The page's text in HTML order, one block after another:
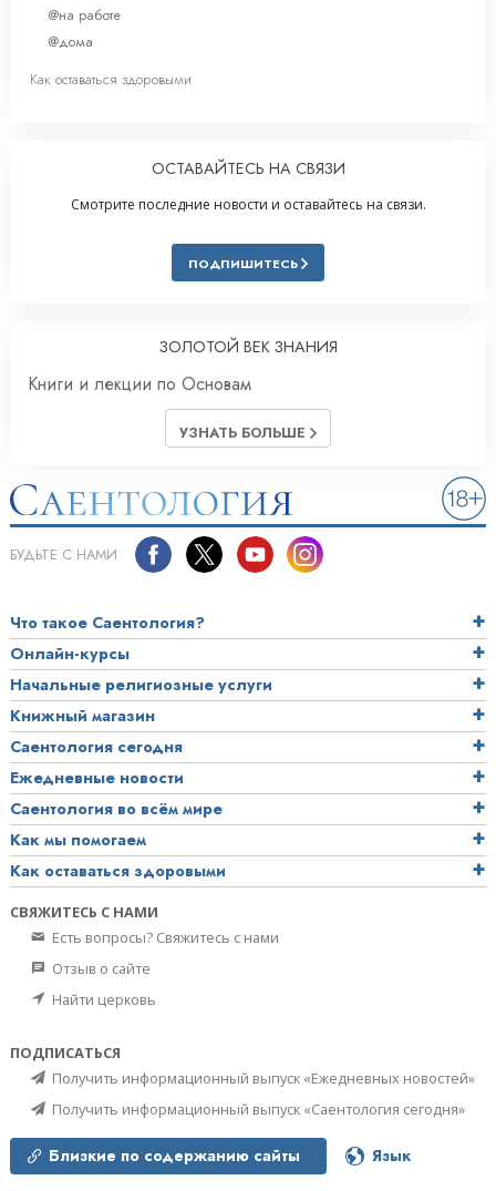
@на работе
@дома
Как оставаться здоровыми
ОСТАВАЙТЕСЬ НА СВЯЗИ
Смотрите последние новости и оставайтесь на связи.
ПОДПИШИТЕСЬ
ЗОЛОТОЙ ВЕК ЗНАНИЯ
Книги и лекции по Основам
УЗНАТЬ БОЛЬШЕ
БУДЬТЕ С НАМИ
Что такое Саентология?
Онлайн-курсы
Начальные религиозные услуги
Книжный магазин
Саентология сегодня
Ежедневные новости
Саентология во всём мире
Как мы помогаем
Как оставаться здоровыми
СВЯЖИТЕСЬ С НАМИ
Есть вопросы? Свяжитесь с нами
Отзыв о сайте
Найти церковь
ПОДПИСАТЬСЯ
Получить информационный выпуск «Ежедневных новостей»
Получить информационный выпуск «Саентология сегодня»
Близкие по содержанию сайты Язык